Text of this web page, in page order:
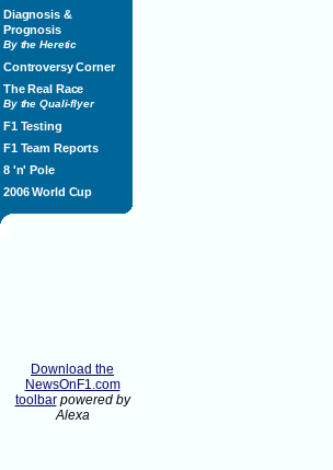
Diagnosis &
Prognosis
By the Heretic
Controversy Corner
The Real Race
By the Quali-flyer
F1 Testing
F1 Team Reports
8 'n' Pole
2006 World Cup
Download the
NewsOnF1.com
toolbarpowered by
Alexa